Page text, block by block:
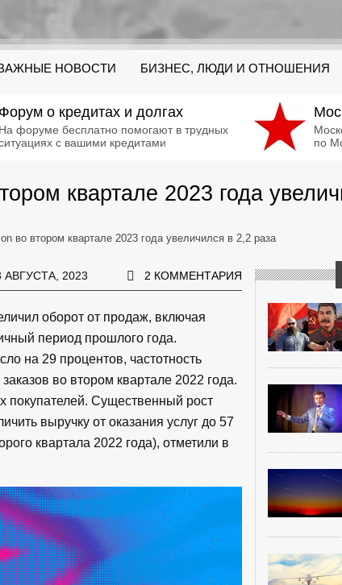
НОВОСТИ БИЗНЕС, ЛЮДИ И ОТНОШЕНИЯ
Форум о кредитах и долгах
На форуме бесплатно помогают в трудных
с вашими кредитами
по
квартале 2023 года
во втором квартале 2023 года увеличился в 2,2 раза
АВГУСТА, 2023 2 КОММЕНТАРИЯ
оборот от продаж, включая
период прошлого года.
на 29 процентов, частотность
во втором квартале 2022 года.
покупателей. Существенный рост
выручку от оказания услуг до 57
квартала 2022 года), отметили в